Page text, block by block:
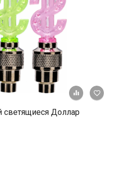
+ К
светящиеся Доллар